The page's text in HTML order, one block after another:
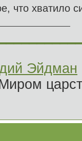
что хватило
Эйдман